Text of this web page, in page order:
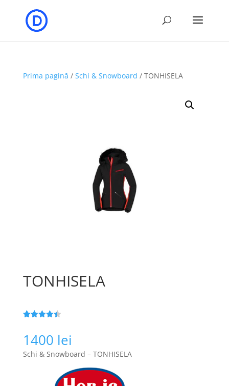
Prima pagină / Schi & Snowboard / TONHISELA
TONHISELA
pe baza a
de evaluări
de la
1400 lei
Schi & Snowboard – TONHISELA